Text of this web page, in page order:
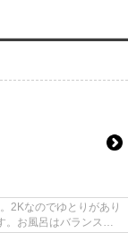
2Kなのでゆとりがあり
。お風呂はバランス釜